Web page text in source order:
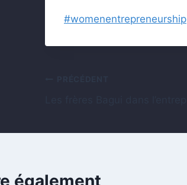
#womenentrepreneurship
également